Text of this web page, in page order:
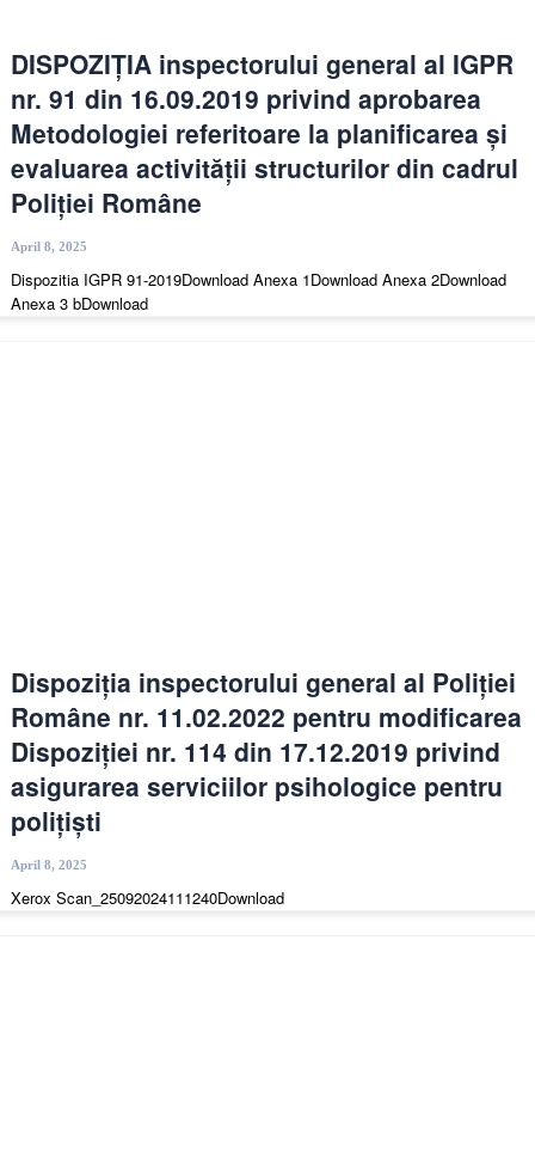
DISPOZIȚIA inspectorului general al IGPR
nr. 91 din 16.09.2019 privind aprobarea
Metodologiei referitoare la planificarea și
evaluarea activității structurilor din cadrul
Poliției Române
April 8, 2025
Dispozitia IGPR 91-2019Download Anexa 1Download Anexa 2Download
Anexa 3 bDownload
Dispoziția inspectorului general al Poliției
Române nr. 11.02.2022 pentru modificarea
Dispoziției nr. 114 din 17.12.2019 privind
asigurarea serviciilor psihologice pentru
polițiști
April 8, 2025
Xerox Scan_25092024111240Download